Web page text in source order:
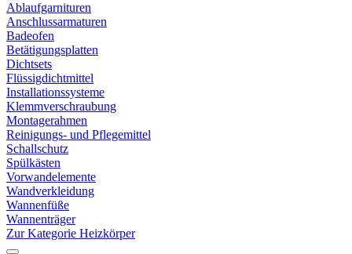
Ablaufgarnituren
Anschlussarmaturen
Badeofen
Betätigungsplatten
Dichtsets
Flüssigdichtmittel
Installationssysteme
Klemmverschraubung
Montagerahmen
Reinigungs- und Pflegemittel
Schallschutz
Spülkästen
Vorwandelemente
Wandverkleidung
Wannenfüße
Wannenträger
Zur Kategorie Heizkörper